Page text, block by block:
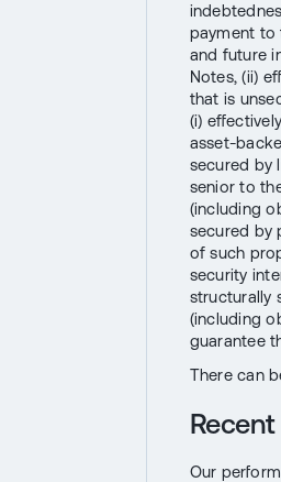
payment to
and future
Notes, (ii)
that is
(i)
asset-
secured by
senior to
(including
secured by
of such
security
structurally
(including
guarantee
There can
Our